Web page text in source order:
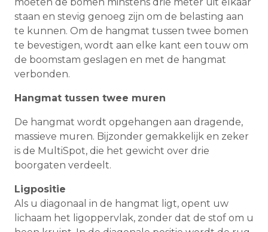
staan en stevig genoeg zijn om de belasting aan
te kunnen. Om de hangmat tussen twee bomen
te bevestigen, wordt aan elke kant een touw om
de boomstam geslagen en met de hangmat
verbonden.
Hangmat tussen twee muren
De hangmat wordt opgehangen aan dragende,
massieve muren. Bijzonder gemakkelijk en zeker
is de MultiSpot, die het gewicht over drie
boorgaten verdeelt.
Ligpositie
Als u diagonaal in de hangmat ligt, opent uw
lichaam het ligoppervlak, zonder dat de stof om u